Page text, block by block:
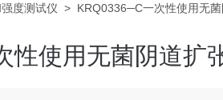
度测试仪 > KRQ0336─C一次性使用无
性使用无菌阴道扩